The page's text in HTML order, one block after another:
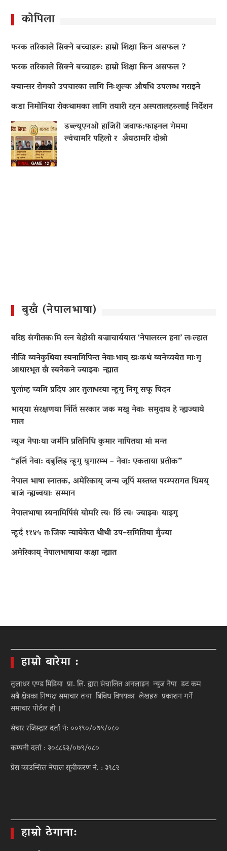
कोपिला
फरक तरिकाले सिक्ने बच्चाहरू: हाम्रो शिक्षा किन असफल ?
फरक तरिकाले सिक्ने बच्चाहरू: हाम्रो शिक्षा किन असफल ?
क्यान्सर रोगको उपचारका लागि निःशुल्क औषधि उपलब्ध गराइने
कडा निमोनिया रोकथामका लागि तयारी रहन अस्पतालहरुलाई निर्देशन
डब्ल्यूएनओ हाजिरी जवाफ:फाइनल गेममा
ल्वंचामरि पहिलो र अँयठामरि दोश्रो
बुखँ (नेपालभाषा)
वरिष्ठ संगीतकःमि रत्न बेहोसी बज्राचार्ययात ‘नेपालरत्न हना’ लःल्हात
नीजि ब्वनेकुथिया स्यनामिपिन्त नेवाःभाय् खःकथं ब्वनेच्वयेत माःगु
आधारभूत खँ स्यनेकने ज्याझ्वः न्ह्यात
पुलांम्ह च्वमि प्रदिप आर तुलाधरया न्हूगु निगू सफू पिदन
भाय्‌या संरक्षणया निंतिं सरकार जक मखु नेवाः समुदाय हे न्ह्यज्याये
माल
न्यूज नेपाःया जर्मनि प्रतिनिधि कुमार नापितया मां मन्त
“हलिं नेवा: दबुलिइ न्हूगु युगारम्भ – नेवा: एकताया प्रतीक”
नेपाल भाषा स्नातक, अमेरिकाय् जन्म जूपिं मस्तय्त परम्परागत धिमय्
बाजं न्ह्यब्वयाः सम्मान
नेपालभाषा स्यनामिपिंसं योमरि त्यः छिं त्यः ज्याझ्वः याइगु
न्हूदँ ११४५ तःजिक न्यायेकेत थीथी उप–समितिया मुँज्या
अमेरिकाय् नेपालभाषाया कक्षा न्ह्यात
हाम्रो बारेमा :
तुलाधर एण्ड मिडिया प्रा. लि. द्वारा संचालित अनलाइन न्युज नेपा डट कम
सबै क्षेत्रका निष्पक्ष समाचार तथा बिबिध विषयका लेखहरु प्रकाशन गर्ने
समाचार पोर्टल हो ।
संचार रजिस्ट्रार दर्ता नं: ००१९०/०७९/०८०
कम्पनी दर्ता : ३०८८६३/०७९/०८०
प्रेस काउन्सिल नेपाल सूचीकरण नं. : ३९८२
हाम्रो ठेगाना: